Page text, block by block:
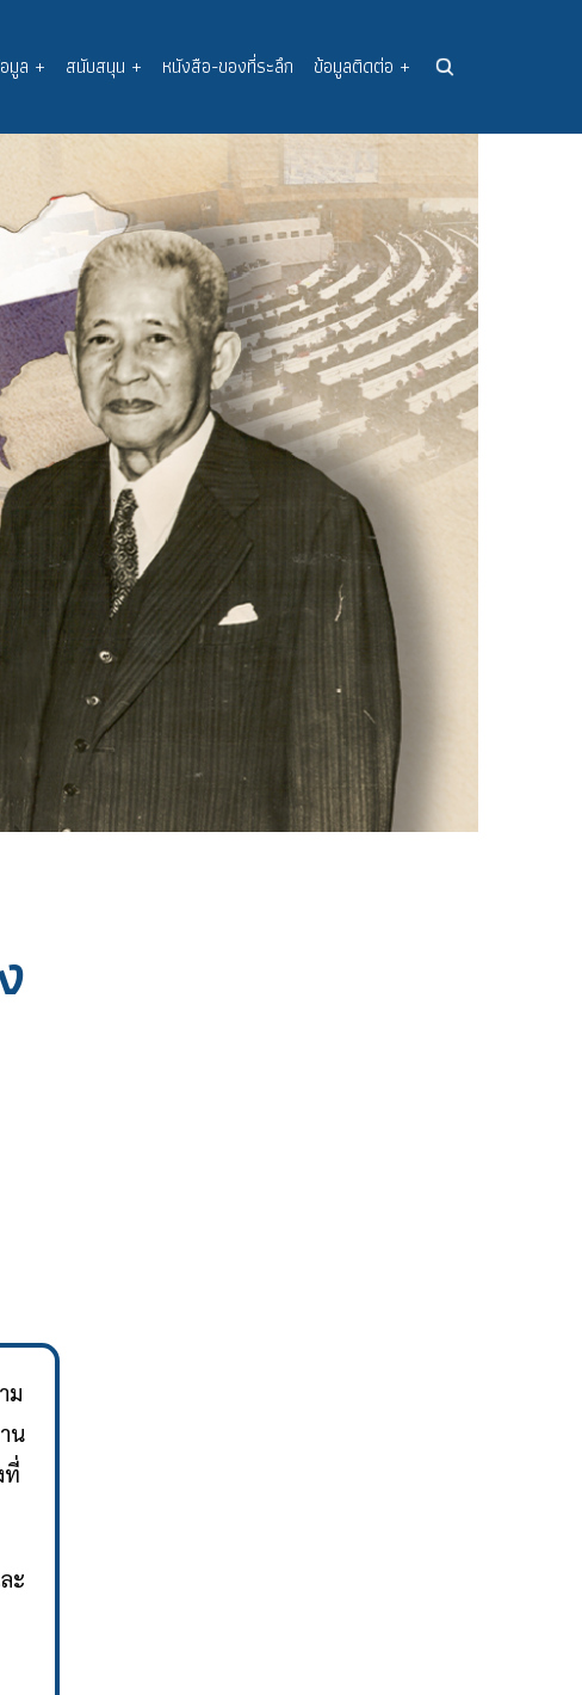
มูล + สนับสนุน + หนังสือ-ของที่ระลึก ข้อมูลติดต่อ +
ม
น
ที่
ะ